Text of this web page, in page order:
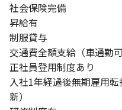
社会保険完備
昇給有
制服貸与
交通費全額支給（車通勤
正社員登用制度あり
入社1年経過後無期雇用
新）